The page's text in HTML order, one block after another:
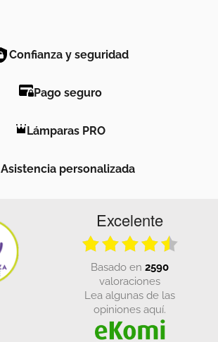
Confianza y seguridad
Pago seguro
Lámparas PRO
Asistencia personalizada
Excelente
basado en 2590
valoraciones
Lea algunas de las
opiniones aquí.